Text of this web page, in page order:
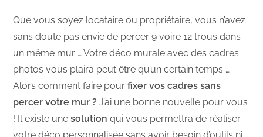
Que vous soyez locataire ou propriétaire, vous n’avez
sans doute pas envie de percer 9 voire 12 trous dans
un même mur … Votre déco murale avec des cadres
photos vous plaira peut être qu’un certain temps …
Alors comment faire pour fixer vos cadres sans
percer votre mur ? J’ai une bonne nouvelle pour vous
! Il existe unesolution qui vous permettra de réaliser